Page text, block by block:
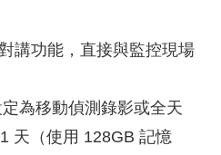
講功能，直接與監控現場
為移動偵測錄影或全天
天（使用 128GB 記憶